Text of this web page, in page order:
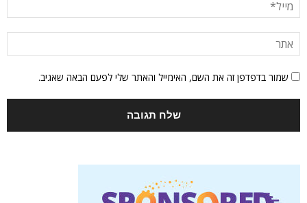
שמור בדפדפן זה את השם, האימייל והאתר שלי לפעם הבאה שאגיב.